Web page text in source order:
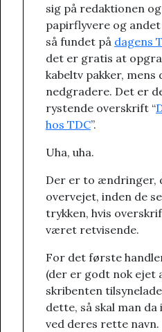
sig på redaktionen
papirflyvere og
så fundet på dagens
det er gratis at
kabeltv pakker,
nedgradere. Det er
rystende overskrift “
hos TDC”.
Uha, uha.
Der er to ændringer,
overvejet, inden de
trykken, hvis
været retvisende.
For det første
(der er godt nok ejet
skribenten
dette, så skal man da
ved deres rette navn.